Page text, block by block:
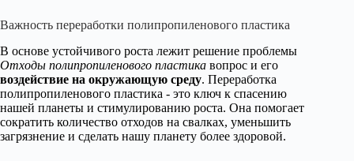
Важность переработки полипропиленового пластика
В основе устойчивого роста лежит решение проблемы
Отходы полипропиленового пластика вопрос и его
воздействие на окружающую среду. Переработка
полипропиленового пластика - это ключ к спасению
нашей планеты и стимулированию роста. Она помогает
сократить количество отходов на свалках, уменьшить
загрязнение и сделать нашу планету более здоровой.